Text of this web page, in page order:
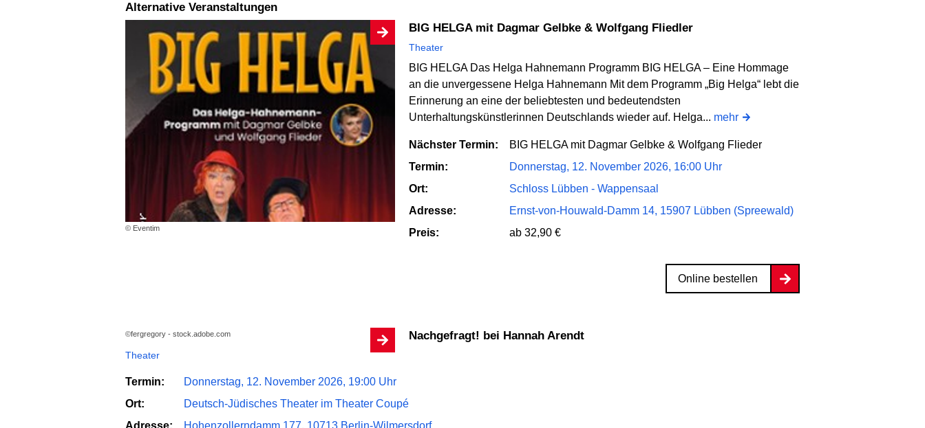
Alternative Veranstaltungen
© Eventim
BIG HELGA mit Dagmar Gelbke & Wolfgang Fliedler
Theater
BIG HELGA Das Helga Hahnemann Programm BIG HELGA – Eine Hommage
an die unvergessene Helga Hahnemann Mit dem Programm „Big Helga“ lebt die
Erinnerung an eine der beliebtesten und bedeutendsten
Unterhaltungskünstlerinnen Deutschlands wieder auf. Helga... mehr
Nächster Termin:
BIG HELGA mit Dagmar Gelbke & Wolfgang Flieder
Termin:
Donnerstag, 12. November 2026, 16:00 Uhr
Ort:
Schloss Lübben - Wappensaal
Adresse:
Ernst-von-Houwald-Damm 14, 15907 Lübben (Spreewald)
Preis:
ab 32,90 €
Online bestellen
©fergregory - stock.adobe.com Nachgefragt! bei Hannah Arendt
Theater
Termin:
Donnerstag, 12. November 2026, 19:00 Uhr
Ort:
Deutsch-Jüdisches Theater im Theater Coupé
Adresse:
Hohenzollerndamm 177, 10713 Berlin-Wilmersdorf